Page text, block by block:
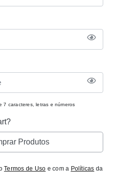
7 caracteres, letras e números
Produtos
Termos de Uso e com a Políticas da